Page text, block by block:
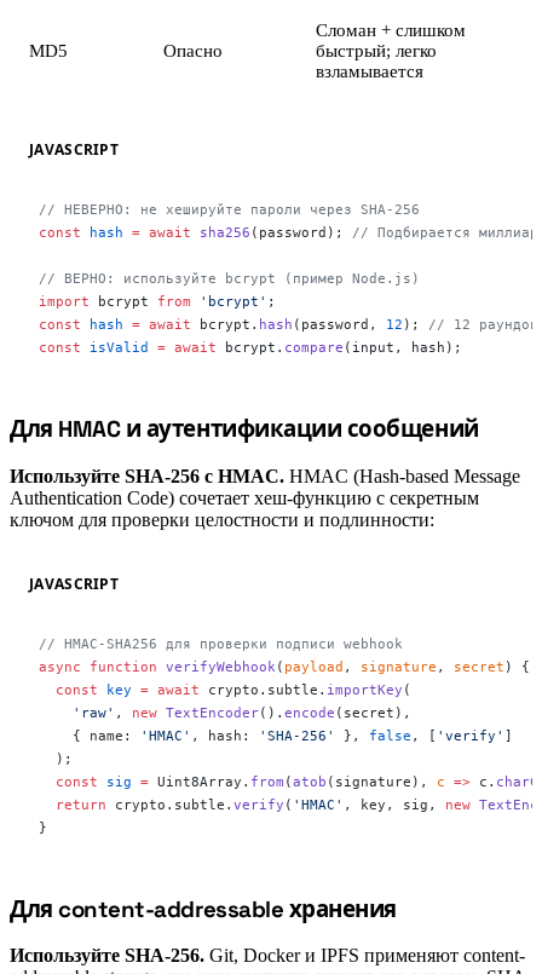
MD5 Опасно
Сломан + слишком
быстрый; легко
взламывается
JAVASCRIPT
// НЕВЕРНО: не хешируйте пароли через SHA-256
const hash = await sha256 (password); // Подбирается
// ВЕРНО: используйте bcrypt (пример Node.js)
import bcrypt from 'bcrypt' ;
const hash = await bcrypt. hash (password, 12 ); // 12
const isValid = await bcrypt. compare (input, hash);
#
Для HMAC и аутентификации сообщений
Используйте SHA-256 с HMAC. HMAC (Hash-based Message
Authentication Code) сочетает хеш-функцию с секретным
ключом для проверки целостности и подлинности:
JAVASCRIPT
// HMAC-SHA256 для проверки подписи webhook
async function verifyWebhook ( payload , signature , secret ) {
  const
key = await crypto.subtle. importKey (
    'raw'
, new TextEncoder(). encode (secret),
    { name:
'HMAC' , hash: 'SHA-256' }, false , [ 'verify' ]
  );
  const
sig = Uint8Array. from (atob (signature), c => c.
  return
crypto.subtle. verify ( 'HMAC' , key, sig, new
}
#
Для content-addressable хранения
Используйте SHA-256. Git, Docker и IPFS применяют content-